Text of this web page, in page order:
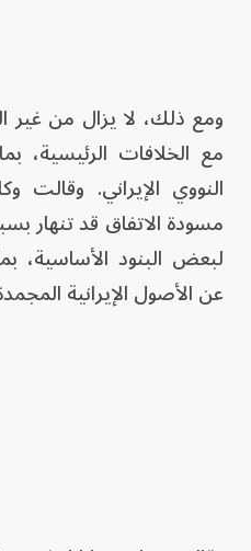
ومع ذلك، لا يزال من غير
مع الخلافات الرئيسية،
النووي الإيراني. وقالت
مسودة الاتفاق قد تنهار
لبعض البنود الأساسية،
عن الأصول الإيرانية